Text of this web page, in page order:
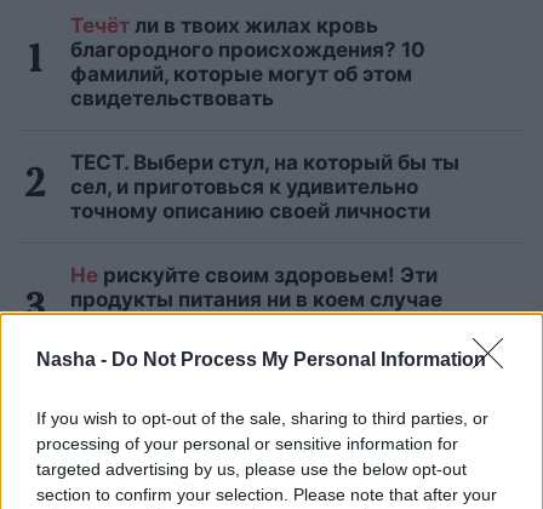
Nasha - Do Not Process My Personal Information
If you wish to opt-out of the sale, sharing to third parties, or
processing of your personal or sensitive information for
targeted advertising by us, please use the below opt-out
section to confirm your selection. Please note that after your
Течёт ли в твоих жилах кровь
благородного происхождения? 10
фамилий, которые могут об этом
свидетельствовать
ТЕСТ. Выбери стул, на который бы ты
сел, и приготовься к удивительно
точному описанию своей личности
Не рискуйте своим здоровьем! Эти
продукты питания ни в коем случае
нельзя употреблять в пищу после
истечения срока годности
Какраспознать ложь: 10 признаков
языка тела, на которые стоит обратить
внимание